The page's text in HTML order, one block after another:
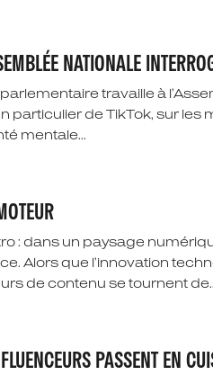
NATIONALE
travaille à
de TikTok, sur les
mentale...
: dans un paysage
Alors que l’innovation
de contenu se tournent
PASSENT EN